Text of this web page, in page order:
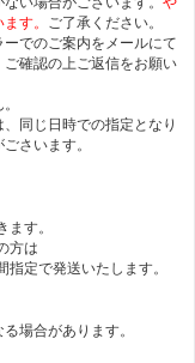
す。 ご了承ください。
でのご案内をメールにて
確認の上ご返信をお願い
同じ日時での指定となり
さいます。
す。
方は
定で発送いたします。
場合があります。